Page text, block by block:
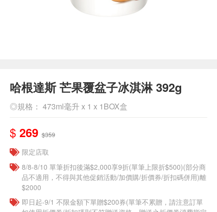
哈根達斯 芒果覆盆子冰淇淋 392g
◎規格： 473ml毫升 x 1 x 1BOX盒
$ 269 $359
限定店取
8/8-8/10 單筆折扣後滿$2,000享9折(單筆上限折$500)(部分商
品不適用，不得與其他促銷活動/加價購/折價券/折扣碼併用)離
$2000
即日起-9/1 不限金額下單贈$200券(單筆不累贈，請注意訂單